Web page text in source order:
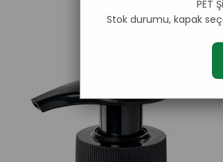
PET
Stok durumu, kapak